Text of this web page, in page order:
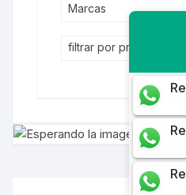
Marcas
filtrar por precio